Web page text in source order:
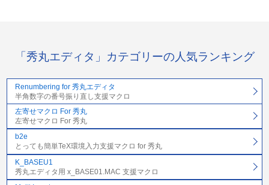
「秀丸エディタ」カテゴリーの人気ランキング
Renumbering for 秀丸エディタ
半角数字の番号振り直し支援マクロ
左寄せマクロ For 秀丸
左寄せマクロ For 秀丸
b2e
とっても簡単TeX環境入力支援マクロ for 秀丸
K_BASEU1
秀丸エディタ用 x_BASE01.MAC 支援マクロ